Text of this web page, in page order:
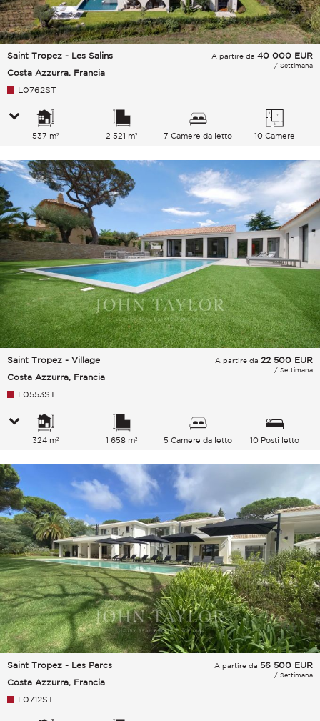
Saint Tropez - Les Salins
Costa Azzurra, Francia
A partire da 40 000 EUR
/ Settimana
L0762ST
537 m² 2 521 m² 7 Camere da letto 10 Camere
Saint Tropez - Village
Costa Azzurra, Francia
A partire da 22 500 EUR
/ Settimana
L0553ST
324 m² 1 658 m² 5 Camere da letto 10 Posti letto
Saint Tropez - Les Parcs
Costa Azzurra, Francia
A partire da 56 500 EUR
/ Settimana
L0712ST